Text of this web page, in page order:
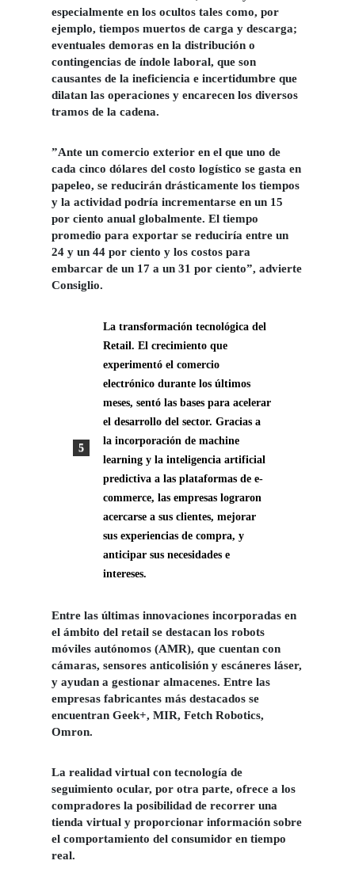
especialmente en los ocultos tales como, por
ejemplo, tiempos muertos de carga y descarga;
eventuales demoras en la distribución o
contingencias de índole laboral, que son
causantes de la ineficiencia e incertidumbre que
dilatan las operaciones y encarecen los diversos
tramos de la cadena.
”Ante un comercio exterior en el que uno de
cada cinco dólares del costo logístico se gasta en
papeleo, se reducirán drásticamente los tiempos
y la actividad podría incrementarse en un 15
por ciento anual globalmente. El tiempo
promedio para exportar se reduciría entre un
24 y un 44 por ciento y los costos para
embarcar de un 17 a un 31 por ciento”, advierte
Consiglio.
La transformación tecnológica del
Retail. El crecimiento que
experimentó el comercio
electrónico durante los últimos
meses, sentó las bases para acelerar
el desarrollo del sector. Gracias a
la incorporación de machine
learning y la inteligencia artificial
predictiva a las plataformas de e-
commerce, las empresas lograron
acercarse a sus clientes, mejorar
sus experiencias de compra, y
anticipar sus necesidades e
intereses.
Entre las últimas innovaciones incorporadas en
el ámbito del retail se destacan los robots
móviles autónomos (AMR), que cuentan con
cámaras, sensores anticolisión y escáneres láser,
y ayudan a gestionar almacenes. Entre las
empresas fabricantes más destacados se
encuentran Geek+, MIR, Fetch Robotics,
Omron.
La realidad virtual con tecnología de
seguimiento ocular, por otra parte, ofrece a los
compradores la posibilidad de recorrer una
tienda virtual y proporcionar información sobre
el comportamiento del consumidor en tiempo
real.